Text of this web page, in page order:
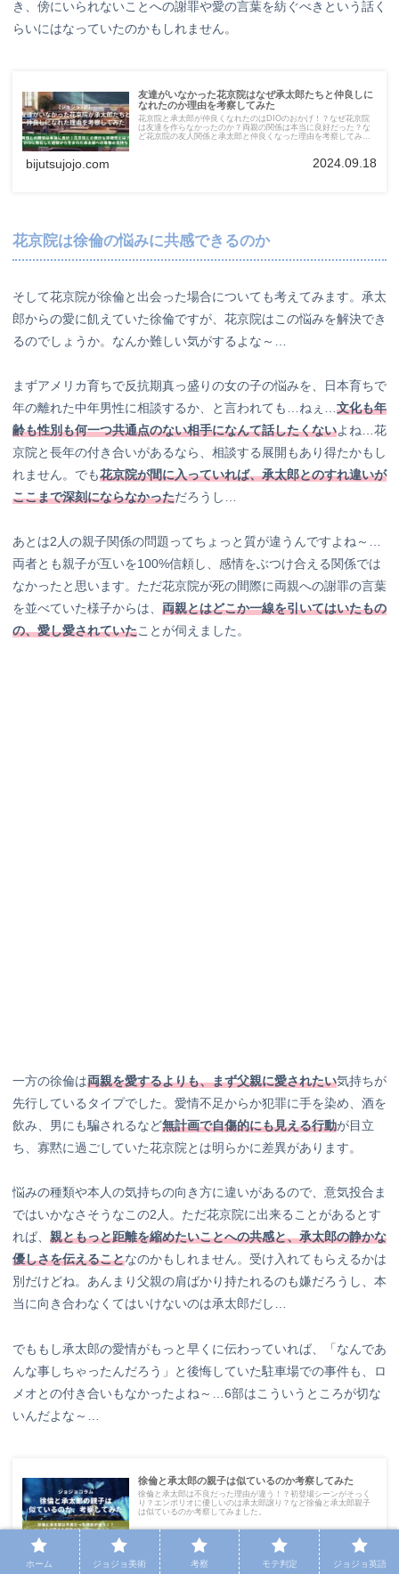
き、傍にいられないことへの謝罪や愛の言葉を紡ぐべきという話く
らいにはなっていたのかもしれません。
友達がいなかった花京院はなぜ承太郎たちと仲良しに
なれたのか理由を考察してみた
花京院と承太郎が仲良くなれたのはDIOのおかげ！？なぜ花京院
は友達を作らなかったのか？両親の関係は本当に良好だった？な
ど花京院の友人関係と承太郎と仲良くなった理由を考察してみま
bijutsujojo.com 2024.09.18
花京院は徐倫の悩みに共感できるのか
そして花京院が徐倫と出会った場合についても考えてみます。承太
郎からの愛に飢えていた徐倫ですが、花京院はこの悩みを解決でき
るのでしょうか。なんか難しい気がするよな～…
まずアメリカ育ちで反抗期真っ盛りの女の子の悩みを、日本育ちで
年の離れた中年男性に相談するか、と言われても…ねぇ… 文化も年
齢も性別も何一つ共通点のない相手になんて話したくないよね…花
京院と長年の付き合いがあるなら、相談する展開もあり得たかもし
れません。でも花京院が間に入っていれば、承太郎とのすれ違いが
ここまで深刻にならなかっただろうし…
あとは2人の親子関係の問題ってちょっと質が違うんですよね～…
両者とも親子が互いを100%信頼し、感情をぶつけ合える関係では
なかったと思います。ただ花京院が死の間際に両親への謝罪の言葉
を並べていた様子からは、 両親とはどこか一線を引いてはいたもの
の、愛し愛されていたことが伺えました。
一方の徐倫は両親を愛するよりも、まず父親に愛されたい気持ちが
先行しているタイプでした。愛情不足からか犯罪に手を染め、酒を
飲み、男にも騙されるなど無計画で自傷的にも見える行動が目立
ち、寡黙に過ごしていた花京院とは明らかに差異があります。
悩みの種類や本人の気持ちの向き方に違いがあるので、意気投合ま
ではいかなさそうなこの2人。ただ花京院に出来ることがあるとす
れば、 親ともっと距離を縮めたいことへの共感と、承太郎の静かな
優しさを伝えることなのかもしれません。受け入れてもらえるかは
別だけどね。あんまり父親の肩ばかり持たれるのも嫌だろうし、本
当に向き合わなくてはいけないのは承太郎だし…
でももし承太郎の愛情がもっと早くに伝わっていれば、「なんであ
んな事しちゃったんだろう」と後悔していた駐車場での事件も、ロ
メオとの付き合いもなかったよね～…6部はこういうところが切な
いんだよな～…
徐倫と承太郎の親子は似ているのか考察してみた
徐倫と承太郎は不良だった理由が違う！？初登場シーンがそっく
り？エンポリオに優しいのは承太郎譲り？など徐倫と承太郎親子
は似ているのか考察してみました。
bijutsujojo.com 2023.03.04
ホーム ジョジョ美術 考察 モテ判定 ジョジョ英語